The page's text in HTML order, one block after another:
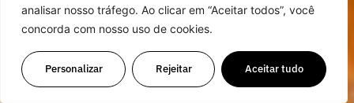
analisar nosso tráfego. Ao clicar em “Aceitar todos”, você
concorda com nosso uso de cookies.
Personalizar Rejeitar Aceitar tudo